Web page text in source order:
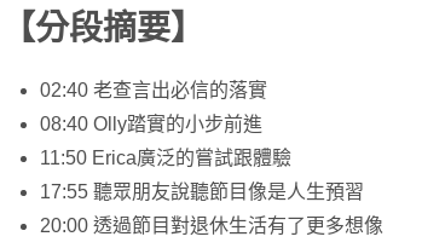
【分段摘要】
02:40 老查言出必信的落實
08:40 Olly踏實的小步前進
11:50 Erica廣泛的嘗試跟體驗
17:55 聽眾朋友說聽節目像是人生預習
20:00 透過節目對退休生活有了更多想像